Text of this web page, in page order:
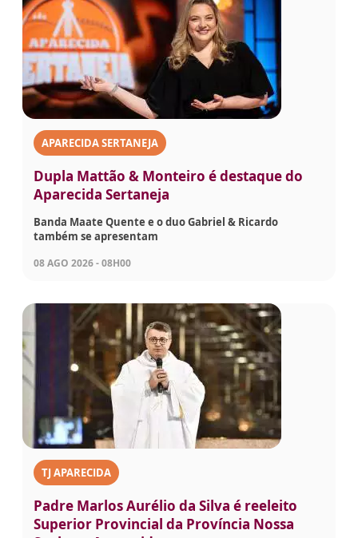
APARECIDA SERTANEJA
Dupla Mattão & Monteiro é destaque do
Aparecida Sertaneja
Banda Maate Quente e o duo Gabriel & Ricardo
também se apresentam
08 AGO 2026 - 08H00
TJ APARECIDA
Padre Marlos Aurélio da Silva é reeleito
Superior Provincial da Província Nossa